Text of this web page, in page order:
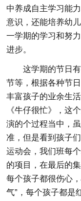
中养成自主学习能
意识，还能培养幼
一学期的学习和努
进步。
这学期的节日
节等，根据各种节
丰富孩子的业余生
《牛仔很忙》，这
演的个过程当中，
准，但是看到孩子
运动会，我们班每
的项目，在最后的
每个孩子都很伤心
气”，每个孩子都是